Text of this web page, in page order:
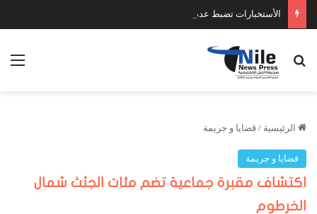
الأستخبارات تضبط عدد كبير من السلاح والمخدرات
بحث عن
الرئيسية / قضايا و جريمة
قضايا و جريمة
اكتشاف مقبرة جماعية تضم مئات الجثث شمال
الخرطوم